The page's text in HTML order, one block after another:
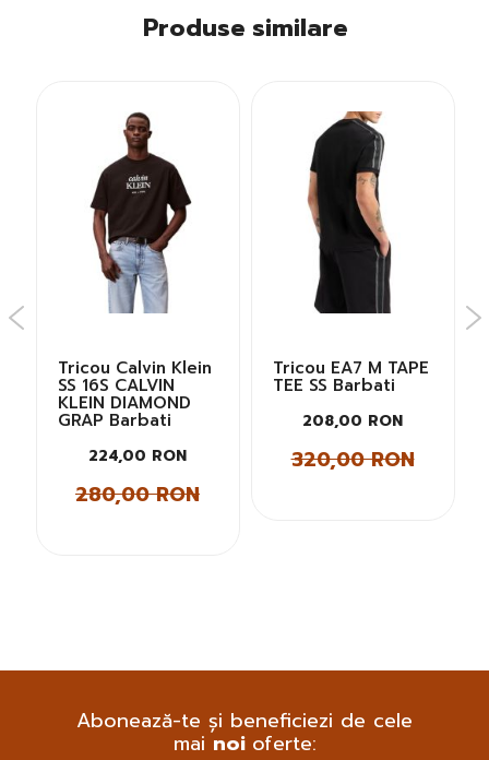
Produse similare
Tricou Calvin Klein
SS 16S CALVIN
KLEIN DIAMOND
GRAP Barbati
224,00 RON
280,00 RON
Tricou EA7 M TAPE
TEE SS Barbati
208,00 RON
320,00 RON
Abonează-te și beneficiezi de cele
mainoi oferte: